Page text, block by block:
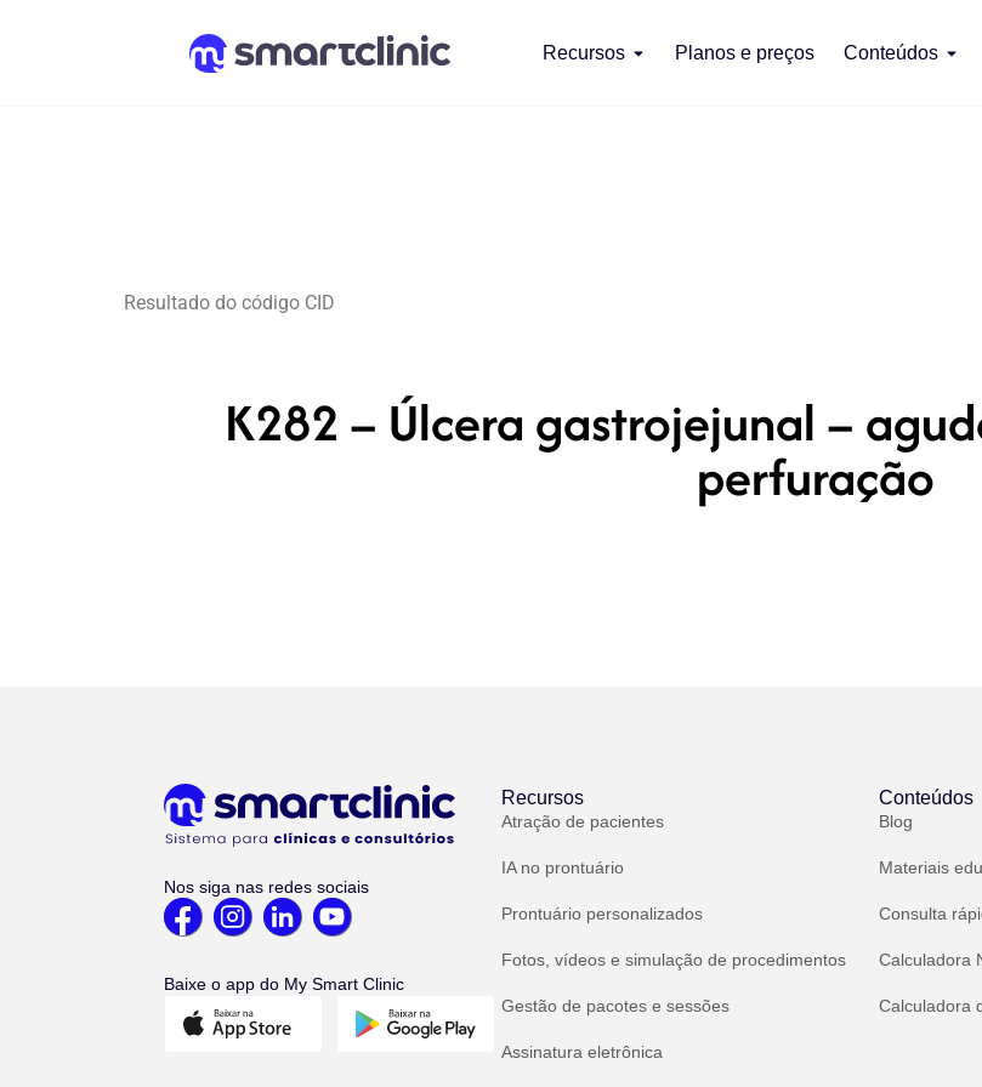
Recursos Planos e preços Conteúdos
Resultado do código CID
K282 – Úlcera gastrojejunal –
perfuração
Nos siga nas redes sociais
Baixe o app do My Smart Clinic
Recursos
Atração de pacientes
IA no prontuário
Prontuário personalizados
Fotos, vídeos e simulação de procedimentos
Gestão de pacotes e sessões
Assinatura eletrônica
Conteúdos
Blog
Materiais
Consulta
Calculadora
Calculadora